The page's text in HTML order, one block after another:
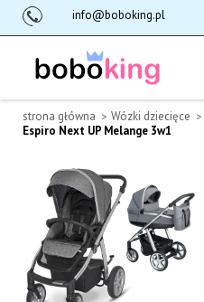
info@boboking.pl
strona główna Wózki dziecięce
Espiro Next UP Melange 3w1